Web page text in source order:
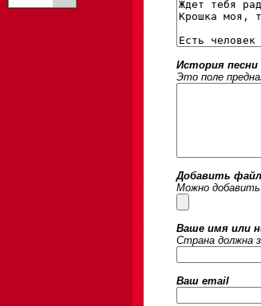
История песни
Это поле
Добавить
Можно
Ваше имя или
Страна должна
Ваш email